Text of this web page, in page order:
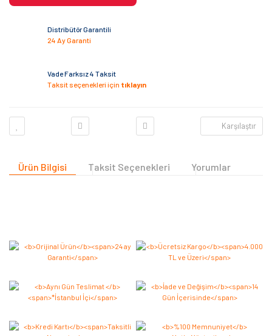
Distribütör Garantili
24 Ay Garanti
Vade Farksız 4 Taksit
Taksit seçenekleri için tıklayın
Karşılaştır
Ürün Bilgisi Taksit Seçenekleri Yorumlar